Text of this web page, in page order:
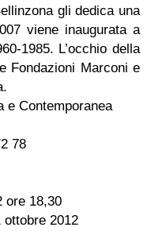
gli dedica una
viene inaugurata a
1985. L’occhio della
Fondazioni Marconi e
e Contemporanea
78
ore 18,30
2012